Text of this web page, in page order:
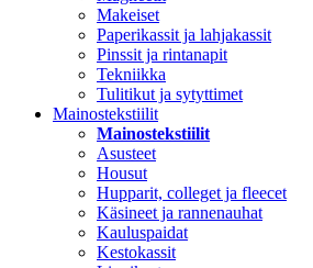
Makeiset
Paperikassit ja lahjakassit
Pinssit ja rintanapit
Tekniikka
Tulitikut ja sytyttimet
Mainostekstiilit
Mainostekstiilit
Asusteet
Housut
Hupparit, colleget ja fleecet
Käsineet ja rannenauhat
Kauluspaidat
Kestokassit